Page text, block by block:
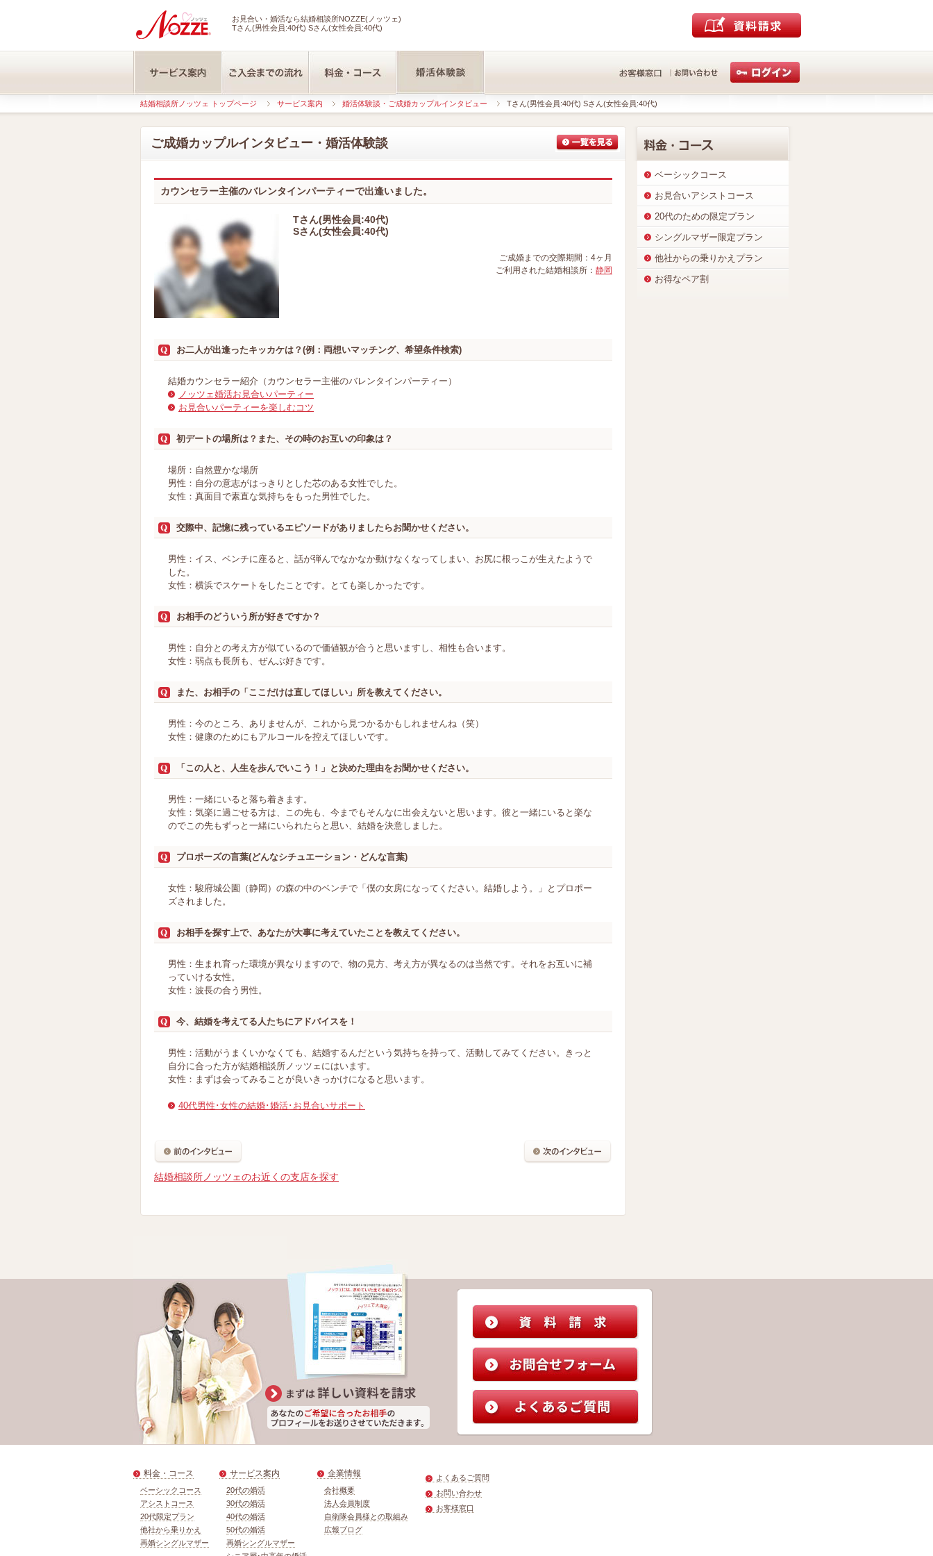
お見合い・婚活なら結婚相談所NOZZE(ノッツェ)
Tさん(男性会員:40代) Sさん(女性会員:40代)
結婚相談所ノッツェ トップページ サービス案内 婚活体験談・ご成婚カップルインタビュー Tさん(男性会員:40代) Sさん(女性会員:40代)
ご成婚カップルインタビュー・婚活体験談
カウンセラー主催のバレンタインパーティーで出逢いました。
Tさん(男性会員:40代)
Sさん(女性会員:40代)
ご成婚までの交際期間：4ヶ月
ご利用された結婚相談所： 静岡
お二人が出逢ったキッカケは？(例：両想いマッチング、希望条件検索)
結婚カウンセラー紹介（カウンセラー主催のバレンタインパーティー）
ノッツェ婚活お見合いパーティー
お見合いパーティーを楽しむコツ
初デートの場所は？また、その時のお互いの印象は？
場所：自然豊かな場所
男性：自分の意志がはっきりとした芯のある女性でした。
女性：真面目で素直な気持ちをもった男性でした。
交際中、記憶に残っているエピソードがありましたらお聞かせください。
男性：イス、ベンチに座ると、話が弾んでなかなか動けなくなってしまい、お尻に根っこが生えたようで
した。
女性：横浜でスケートをしたことです。とても楽しかったです。
お相手のどういう所が好きですか？
男性：自分との考え方が似ているので価値観が合うと思いますし、相性も合います。
女性：弱点も長所も、ぜんぶ好きです。
また、お相手の「ここだけは直してほしい」所を教えてください。
男性：今のところ、ありませんが、これから見つかるかもしれませんね（笑）
女性：健康のためにもアルコールを控えてほしいです。
「この人と、人生を歩んでいこう！」と決めた理由をお聞かせください。
男性：一緒にいると落ち着きます。
女性：気楽に過ごせる方は、この先も、今までもそんなに出会えないと思います。彼と一緒にいると楽な
のでこの先もずっと一緒にいられたらと思い、結婚を決意しました。
プロポーズの言葉(どんなシチュエーション・どんな言葉)
女性：駿府城公園（静岡）の森の中のベンチで「僕の女房になってください。結婚しよう。」とプロポー
ズされました。
お相手を探す上で、あなたが大事に考えていたことを教えてください。
男性：生まれ育った環境が異なりますので、物の見方、考え方が異なるのは当然です。それをお互いに補
っていける女性。
女性：波長の合う男性。
今、結婚を考えてる人たちにアドバイスを！
男性：活動がうまくいかなくても、結婚するんだという気持ちを持って、活動してみてください。きっと
自分に合った方が結婚相談所ノッツェにはいます。
女性：まずは会ってみることが良いきっかけになると思います。
40代男性･女性の結婚･婚活･お見合いサポート
結婚相談所ノッツェのお近くの支店を探す
ベーシックコース
お見合いアシストコース
20代のための限定プラン
シングルマザー限定プラン
他社からの乗りかえプラン
お得なペア割
料金・コース
ベーシックコース
アシストコース
20代限定プラン
他社から乗りかえ
再婚シングルマザー
サービス案内
20代の婚活
30代の婚活
40代の婚活
50代の婚活
再婚シングルマザー
企業情報
会社概要
法人会員制度
自衛隊会員様との取組み
広報ブログ
よくあるご質問
お問い合わせ
お客様窓口